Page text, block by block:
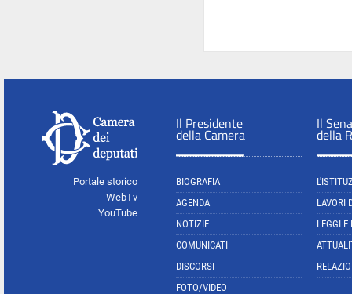
Portale storico
WebTv
YouTube
Il Presidente
della Camera
BIOGRAFIA
AGENDA
NOTIZIE
COMUNICATI
DISCORSI
FOTO/VIDEO
Il
della
LAVORI
LEGGI E